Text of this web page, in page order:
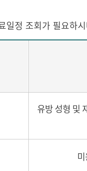
일정 조회가 필요하
유방 성형 및